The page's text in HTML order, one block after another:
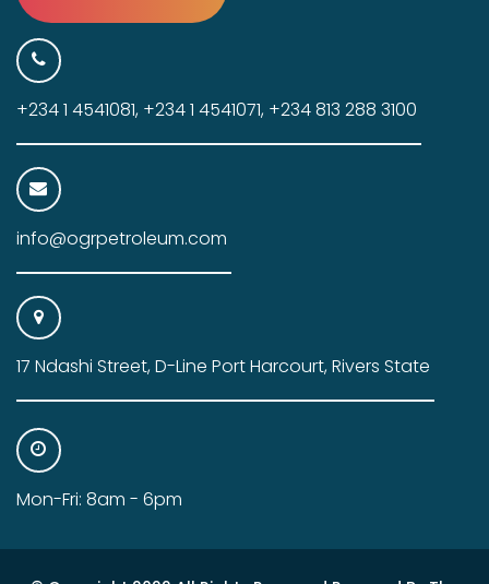
+234 1 4541081, +234 1 4541071, +234 813 288 3100
info@ogrpetroleum.com
17 Ndashi Street, D-Line Port Harcourt, Rivers State
Mon-Fri: 8am - 6pm